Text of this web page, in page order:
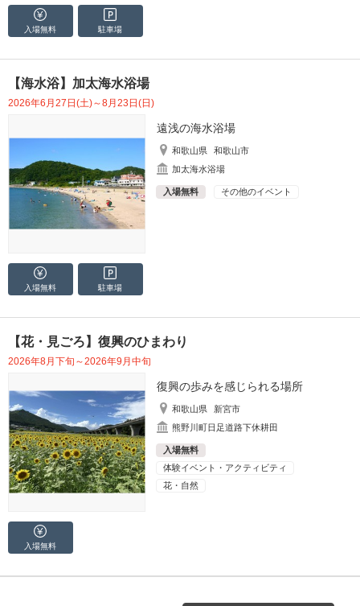
入場無料 駐車場
【海水浴】加太海水浴場
2026年6月27日(土)～8月23日(日)
遠浅の海水浴場
和歌山県
和歌山市
加太海水浴場
入場無料 その他のイベント
入場無料 駐車場
【花・見ごろ】復興のひまわり
2026年8月下旬～2026年9月中旬
復興の歩みを感じられる場所
和歌山県
新宮市
熊野川町日足道路下休耕田
入場無料
体験イベント・アクティビティ
花・自然
入場無料